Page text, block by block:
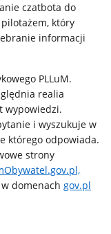
czatbota do
który
informacji
PLLuM.
realia
wypowiedzi.
i wyszukuje w
którego odpowiada.
strony
domenachgov.pl